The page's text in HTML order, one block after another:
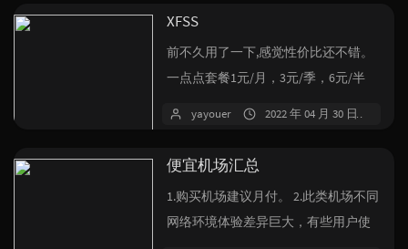
XFSS
前不久用了一下,感觉性价比还不错。
一点点套餐1元/月，3元/季，6元/半
yayouer 2022 年 04 月 30 日
便宜机场汇总
1.购买机场建议月付。 2.此类机场不同
网络环境体验差异巨大，有些用户使